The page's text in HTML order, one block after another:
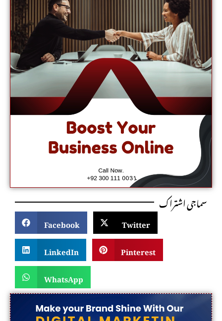
سماجی اشتراک
Facebook
Twitter
LinkedIn
Pinterest
WhatsApp